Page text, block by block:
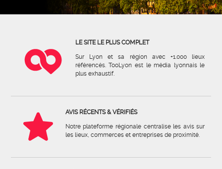
LE SITE LE PLUS COMPLET
Sur Lyon et sa région avec +1.000 lieux
référencés. TooLyon est le média lyonnais le
plus exhaustif.
AVIS RÉCENTS & VÉRIFIÉS
Notre plateforme régionale centralise les avis sur
les lieux, commerces et entreprises de proximité.